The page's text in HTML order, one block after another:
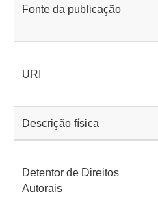
Fonte da publicação
URI
Descrição física
Detentor de Direitos
Autorais